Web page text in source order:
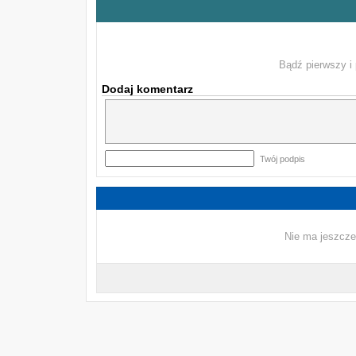
Bądź pierwszy i
Dodaj komentarz
Twój podpis
Nie ma